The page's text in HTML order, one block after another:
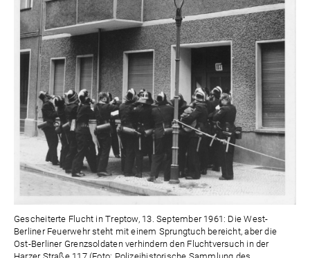
Gescheiterte Flucht in Treptow, 13. September 1961: Die West-
Berliner Feuerwehr steht mit einem Sprungtuch bereicht, aber die
Ost-Berliner Grenzsoldaten verhindern den Fluchtversuch in der